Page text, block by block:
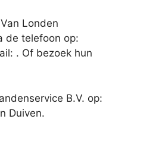
Londen
de telefoon op:
. Of bezoek hun
B.V. op:
Duiven.